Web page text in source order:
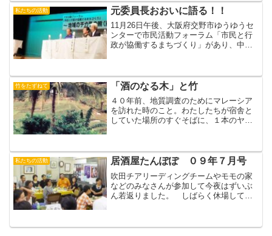
里ニュータウンのまちびらき50周年を機
に開催する今回の特別...
私たちの活動 元委員長おおいに語る！！
11月26日午後、大阪府交野市ゆうゆうセ
ンターで市民活動フォーラム「市民と行
政が協働するまちづくり」があり、中田
協働について」と題する基調講演があ
り、第２部のパネルデ...
竹をたずねて 「酒のなる木」と竹
４０年前、地質調査のためにマレーシア
を訪れた時のこと。わたしたちが宿舎と
していた場所のすぐそばに、１本のヤシ
ソしている男がいた。約一週間後・・・
この木の下で、近所に住む...
私たちの活動 居酒屋たんぽぽ ０９年７月号
吹田チアリーディングチームやモモの家
などのみなさんが参加して今夜はずいぶ
ん若返りました。 しばらく休場してい